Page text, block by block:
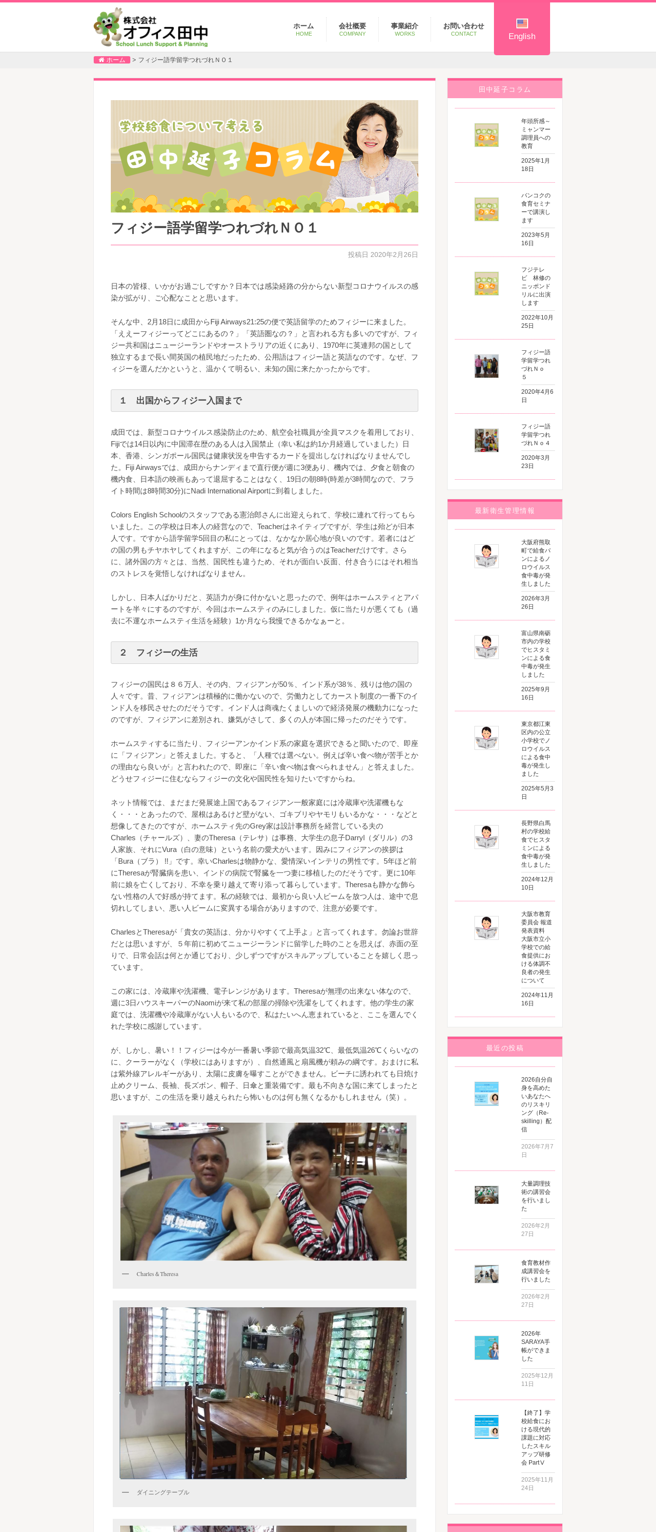
Main
menuSkip
to
ホーム
HOME
会社概要
COMPANY
事業紹介
WORKS
お問い合わせ
CONTACT English
ホーム > フィジー語学留学つれづれＮＯ１
フィジー語学留学つれづれＮＯ１
投稿日 2020年2月26日
日本の皆様、いかがお過ごしですか？日本では感染経路の分からない新型コロナウイルスの感
染が拡がり、ご心配なことと思います。
そんな中、2月18日に成田からFiji Airways21:25の便で英語留学のためフィジーに来ました。
「ええーフィジーってどこにあるの？」「英語圏なの？」と言われる方も多いのですが、フィ
ジー共和国はニュージーランドやオーストラリアの近くにあり、1970年に英連邦の国として
独立するまで長い間英国の植民地だったため、公用語はフィジー語と英語なのです。なぜ、フ
ィジーを選んだかというと、温かくて明るい、未知の国に来たかったからです。
１ 出国からフィジー入国まで
成田では、新型コロナウイルス感染防止のため、航空会社職員が全員マスクを着用しており、
Fijiでは14日以内に中国滞在歴のある人は入国禁止（幸い私は約1か月経過していました）日
本、香港、シンガポール国民は健康状況を申告するカードを提出しなければなりませんでし
た。Fiji Airwaysでは、成田からナンディまで直行便が週に3便あり、機内では、夕食と朝食の
機内食、日本語の映画もあって退屈することはなく、19日の朝8時(時差が3時間なので、フラ
イト時間は8時間30分)にNadi International Airportに到着しました。
Colors English Schoolのスタッフである憲治郎さんに出迎えられて、学校に連れて行ってもら
いました。この学校は日本人の経営なので、Teacherはネイティブですが、学生は殆どが日本
人です。ですから語学留学5回目の私にとっては、なかなか居心地が良いのです。若者にはど
の国の男もチヤホヤしてくれますが、この年になると気が合うのはTeacherだけです。さら
に、諸外国の方々とは、当然、国民性も違うため、それが面白い反面、付き合うにはそれ相当
のストレスを覚悟しなければなりません。
しかし、日本人ばかりだと、英語力が身に付かないと思ったので、例年はホームスティとアパ
ートを半々にするのですが、今回はホームスティのみにしました。仮に当たりが悪くても（過
去に不運なホームスティ生活を経験）1か月なら我慢できるかなぁーと。
２ フィジーの生活
フィジーの国民は８６万人、その内、フィジアンが50％、インド系が38％、残りは他の国の
人々です。昔、フィジアンは積極的に働かないので、労働力としてカースト制度の一番下のイ
ンド人を移民させたのだそうです。インド人は商魂たくましいので経済発展の機動力になった
のですが、フィジアンに差別され、嫌気がさして、多くの人が本国に帰ったのだそうです。
ホームスティするに当たり、フィジーアンかインド系の家庭を選択できると聞いたので、即座
に「フィジアン」と答えました。すると、「人種では選べない。例えば辛い食べ物が苦手とか
の理由なら良いが」と言われたので、即座に「辛い食べ物は食べられません」と答えました。
どうせフィジーに住むならフィジーの文化や国民性を知りたいですからね。
ネット情報では、まだまだ発展途上国であるフィジアン一般家庭には冷蔵庫や洗濯機もな
く・・・とあったので、屋根はあるけど壁がない、ゴキブリやヤモリもいるかな・・・などと
想像してきたのですが、ホームスティ先のGrey家は設計事務所を経営している夫の
Charles（チャールズ）、妻のTheresa（テレサ）は事務、大学生の息子Darryl（ダリル）の3
人家族、それにVura（白の意味）という名前の愛犬がいます。因みにフィジアンの挨拶は
「Bura（ブラ） !!」です。幸いCharlesは物静かな、愛情深いインテリの男性です。5年ほど前
にTheresaが腎臓病を患い、インドの病院で腎臓を一つ妻に移植したのだそうです。更に10年
前に娘を亡くしており、不幸を乗り越えて寄り添って暮らしています。Theresaも静かな飾ら
ない性格の人で好感が持てます。私の経験では、最初から良い人ビームを放つ人は、途中で息
切れしてしまい、悪い人ビームに変異する場合がありますので、注意が必要です。
CharlesとTheresaが「貴女の英語は、分かりやすくて上手よ」と言ってくれます。勿論お世辞
だとは思いますが、５年前に初めてニュージーランドに留学した時のことを思えば、赤面の至
りで、日常会話は何とか通じており、少しずつですがスキルアップしていることを嬉しく思っ
ています。
この家には、冷蔵庫や洗濯機、電子レンジがあります。Theresaが無理の出来ない体なので、
週に3日ハウスキーパーのNaomiが来て私の部屋の掃除や洗濯をしてくれます。他の学生の家
庭では、洗濯機や冷蔵庫がない人もいるので、私はたいへん恵まれていると、ここを選んでく
れた学校に感謝しています。
が、しかし、暑い！！フィジーは今が一番暑い季節で最高気温32℃、最低気温26℃くらいなの
に、クーラーがなく（学校にはありますが）、自然通風と扇風機が頼みの綱です。おまけに私
は紫外線アレルギーがあり、太陽に皮膚を曝すことができません。ビーチに誘われても日焼け
止めクリーム、長袖、長ズボン、帽子、日傘と重装備です。最も不向きな国に来てしまったと
思いますが、この生活を乗り越えられたら怖いものは何も無くなるかもしれません（笑）。
Charles＆Theresa
ダイニングテーブル
田中延子コラム
年頭所感～
ミャンマー
調理員への
教育
2025年1月
18日
バンコクの
食育セミナ
ーで講演し
ます
2023年5月
16日
フジテレ
ビ 林修の
ニッポンド
リルに出演
します
2022年10月
25日
フィジー語
学留学つれ
づれＮｏ
５
2020年4月6
日
フィジー語
学留学つれ
づれＮｏ４
2020年3月
23日
最新衛生管理情報
大阪府熊取
町で給食パ
ンによるノ
ロウイルス
食中毒が発
生しました
2026年3月
26日
富山県南砺
市内の学校
でヒスタミ
ンによる食
中毒が発生
しました
2025年9月
16日
東京都江東
区内の公立
小学校でノ
ロウイルス
による食中
毒が発生し
ました
2025年5月3
日
長野県白馬
村の学校給
食でヒスタ
ミンによる
食中毒が発
生しました
2024年12月
10日
大阪市教育
委員会 報道
発表資料
大阪市立小
学校での給
食提供にお
ける体調不
良者の発生
について
2024年11月
16日
最近の投稿
2026自分自
身を高めた
いあなたへ
のリスキリ
ング（Re-
skilling）配
信
2026年7月7
日
大量調理技
術の講習会
を行いまし
た
2026年2月
27日
食育教材作
成講習会を
行いました
2026年2月
27日
2026年
SARAYA手
帳ができま
した
2025年12月
11日
【終了】学
校給食にお
ける現代的
課題に対応
したスキル
アップ研修
会 PartⅤ
2025年11月
24日